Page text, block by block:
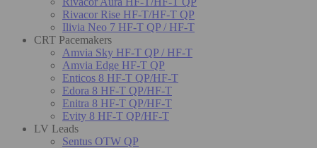
Rivacor Rise HF-T/HF-T QP
Ilivia Neo 7 HF-T QP / HF-T
CRT Pacemakers
Amvia Sky HF-T QP / HF-T
Amvia Edge HF-T QP
Enticos 8 HF-T QP/HF-T
Edora 8 HF-T QP/HF-T
Enitra 8 HF-T QP/HF-T
Evity 8 HF-T QP/HF-T
LV Leads
Sentus OTW QP